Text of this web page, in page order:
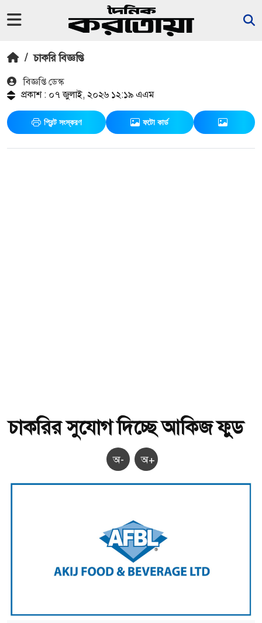
/ চাকরি বিজ্ঞপ্তি
বিজ্ঞপ্তি ডেস্ক
প্রকাশ : ০৭ জুলাই, ২০২৬ ১২:১৯ এএম
প্রিন্ট সংস্করণ ফটো কার্ড
চাকরির সুযোগ দিচ্ছে আকিজ ফুড
অ- অ+